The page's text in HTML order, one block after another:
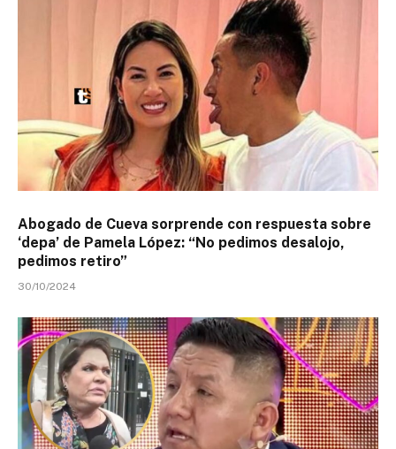
Abogado de Cueva sorprende con respuesta sobre
‘depa’ de Pamela López: “No pedimos desalojo,
pedimos retiro”
30/10/2024